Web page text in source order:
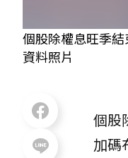
個股除權息旺季
資料照片
個股
加碼